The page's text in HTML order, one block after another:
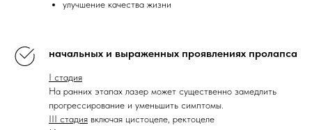
улучшение качества жизни
начальных и выраженных проявлениях пролапса
I стадия
На ранних этапах лазер может существенно замедлить
прогрессирование и уменьшить симптомы.
III стадия включая цистоцеле, ректоцеле